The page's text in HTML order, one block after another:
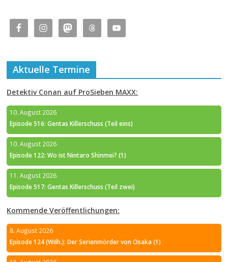
Aktuelle Termine
Detektiv Conan auf ProSieben MAXX:
10. August 2026
Episode 516: Gentas Killerschuss (Teil eins)
10. August 2026
Episode 122: Wo ist Nintaro Shinmei? (1)
11. August 2026
Episode 517: Gentas Killerschuss (Teil zwei)
Kommende Veröffentlichungen:
8. August 2026
Episode 124 (Wdh.): Der Serienmörder von Osaka (1)